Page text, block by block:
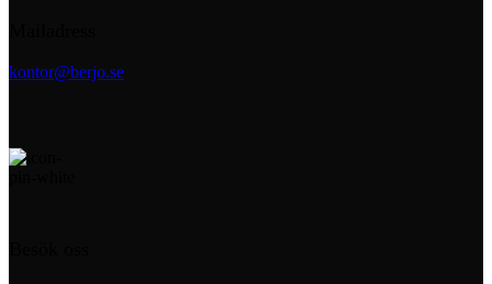
kontor@berjo.se